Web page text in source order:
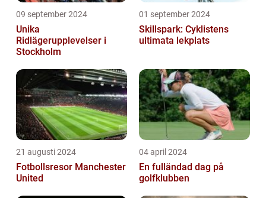
09 september 2024
Unika
Ridlägerupplevelser i
Stockholm
01 september 2024
Skillspark: Cyklistens
ultimata lekplats
21 augusti 2024
Fotbollsresor Manchester
United
04 april 2024
En fulländad dag på
golfklubben